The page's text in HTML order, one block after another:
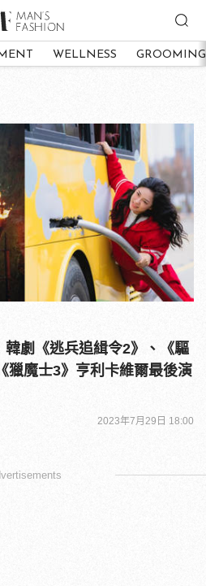
WELLNESS GROOMING
劇《逃兵追緝令2》、《驅
獵魔士3》亨利卡維爾最後演
2023年7月29日 18:00